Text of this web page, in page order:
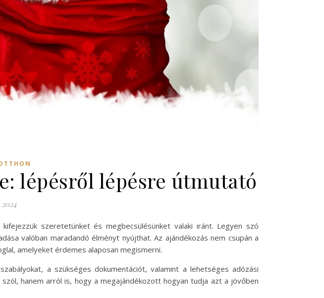
lépésről lépésre útmutató
szeretetünket és megbecsülésünket valaki iránt. Legyen szó
valóban maradandó élményt nyújthat. Az ajándékozás nem csupán a
amelyeket érdemes alaposan megismerni.
a szükséges dokumentációt, valamint a lehetséges adózási
hanem arról is, hogy a megajándékozott hogyan tudja azt a jövőben